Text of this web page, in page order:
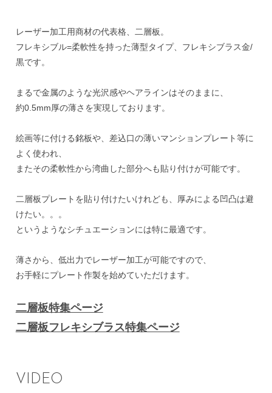
レーザー加工用商材の代表格、二層板。
フレキシブル=柔軟性を持った薄型タイプ、フレキシブラス金/
黒です。
まるで金属のような光沢感やヘアラインはそのままに、
約0.5mm厚の薄さを実現しております。
絵画等に付ける銘板や、差込口の薄いマンションプレート等に
よく使われ、
またその柔軟性から湾曲した部分へも貼り付けが可能です。
二層板プレートを貼り付けたいけれども、厚みによる凹凸は避
けたい。。。
というようなシチュエーションには特に最適です。
薄さから、低出力でレーザー加工が可能ですので、
お手軽にプレート作製を始めていただけます。
二層板特集ページ
二層板フレキシブラス特集ページ
VIDEO